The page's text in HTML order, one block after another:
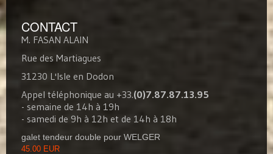
CONTACT
M. FASAN ALAIN
Rue des Martiagues
31230 L'Isle en Dodon
Appel téléphonique au +33.(0)7.87.87.13.95
- semaine de 14h à 19h
- samedi de 9h à 12h et de 14h à 18h
galet tendeur double pour WELGER
45.00 EUR